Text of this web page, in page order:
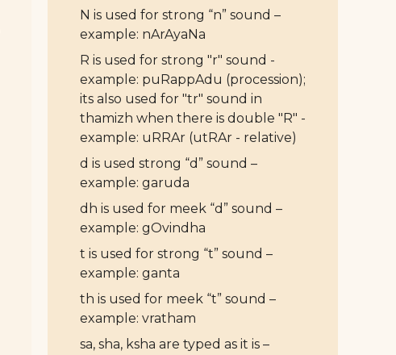
N is used for strong “n” sound –
example: nArAyaNa
R is used for strong "r" sound -
example: puRappAdu (procession);
its also used for "tr" sound in
thamizh when there is double "R" -
example: uRRAr (utRAr - relative)
d is used strong “d” sound –
example: garuda
dh is used for meek “d” sound –
example: gOvindha
t is used for strong “t” sound –
example: ganta
th is used for meek “t” sound –
example: vratham
sa, sha, ksha are typed as it is –